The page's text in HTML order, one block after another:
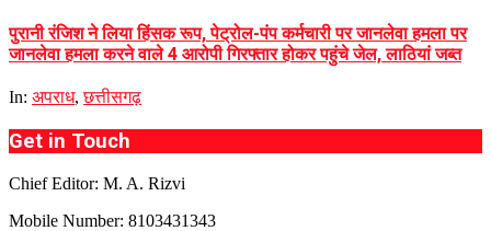
पुरानी रंजिश ने लिया हिंसक रूप, पेट्रोल-पंप कर्मचारी पर जानलेवा हमला पर
जानलेवा हमला करने वाले 4 आरोपी गिरफ्तार होकर पहुंचे जेल, लाठियां जब्त
In: अपराध,छत्तीसगढ़
Get in Touch
Chief Editor: M. A. Rizvi
Mobile Number: 8103431343